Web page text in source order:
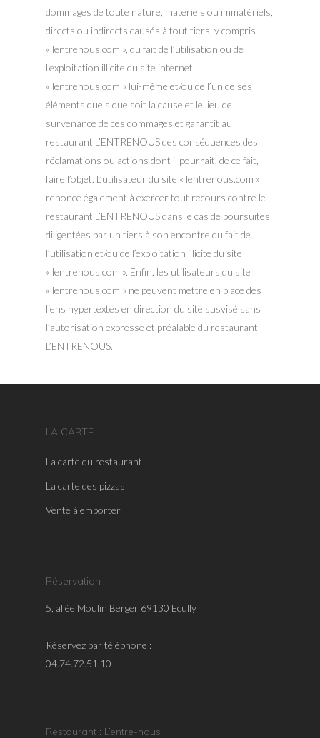
dommages de toute nature, matériels ou immatériels,
directs ou indirects causés à tout tiers, y compris
« lentrenous.com », du fait de l’utilisation ou de
l’exploitation illicite du site internet
« lentrenous.com » lui-même et/ou de l’un de ses
éléments quels que soit la cause et le lieu de
survenance de ces dommages et garantit au
restaurant L’ENTRENOUS des conséquences des
réclamations ou actions dont il pourrait, de ce fait,
faire l’objet. L’utilisateur du site « lentrenous.com »
renonce également à exercer tout recours contre le
restaurant L’ENTRENOUS dans le cas de poursuites
diligentées par un tiers à son encontre du fait de
l’utilisation et/ou de l’exploitation illicite du site
« lentrenous.com ». Enfin, les utilisateurs du site
« lentrenous.com » ne peuvent mettre en place des
liens hypertextes en direction du site susvisé sans
l’autorisation expresse et préalable du restaurant
L’ENTRENOUS.
LA CARTE
La carte du restaurant
La carte des pizzas
Vente à emporter
Réservation
5, allée Moulin Berger 69130 Ecully
Réservez par téléphone :
04.74.72.51.10
Restaurant : L’entre-nous